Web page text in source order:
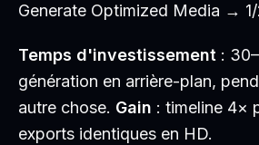
Generate Optimized Media → 1/
Temps d'investissement :
génération en arrière-plan,
autre chose. Gain : timeline 4×
exports identiques en HD.